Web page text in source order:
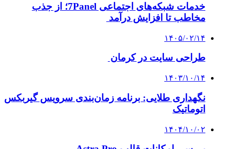
خدمات شبکه‌های اجتماعی 7Panel؛ از جذب
مخاطب تا افزایش درآمد
۱۴۰۵/۰۲/۱۴
طراحی سایت در کرمان
۱۴۰۳/۱۰/۱۴
نگهداری طلایی: برنامه زمان‌بندی سرویس گیربکس
اتوماتیک
۱۴۰۴/۱۰/۰۲